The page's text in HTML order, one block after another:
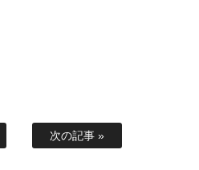
次の記事 »